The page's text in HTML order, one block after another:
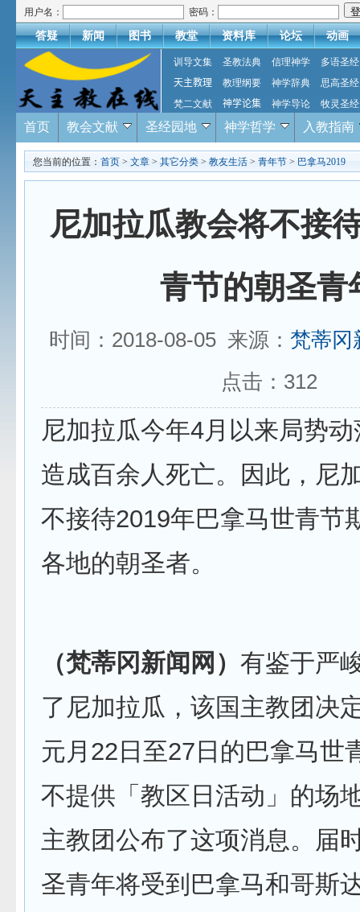
用户名： 密码：
答疑 新闻 图书 教堂 资料库 论坛 动画
训导文集 圣教法典 信理神学
多语圣经
天主教理
教理纲要 神学辞典
思高圣经
梵二文献
神学论集 神学导论 牧灵圣经
首页 教会文献 圣经园地 神学哲学 入教指南
您当前的位置： 首页 > 文章 > 其它分类 > 教友生活 > 青年节 > 巴拿马2019
尼加拉瓜教会将不接
青节的朝圣青
时间：2018-08-05 来源： 梵蒂冈
点击： 312
尼加拉瓜今年4月以来局势
造成百余人死亡。因此，尼
不接待2019年巴拿马世青节
各地的朝圣者。
（梵蒂冈新闻网） 有鉴于严
了尼加拉瓜，该国主教团决
元月22日至27日的巴拿马世
不提供「教区日活动」的场
主教团公布了这项消息。届
圣青年将受到巴拿马和哥斯